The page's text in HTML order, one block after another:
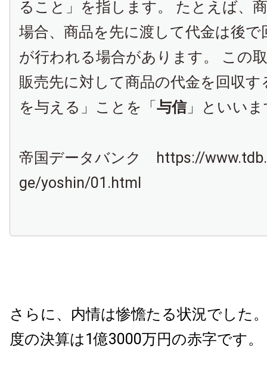
ること」を指します。 たとえば、
場合、商品を先に渡して代金は後
が行われる場合があります。 この
販売先に対して商品の代金を回収す
を与える」ことを「与信」といいま
帝国データバンク https://
ge/yoshin/01.html
さらに、内情は惨憺たる状況でした
度の決算は1億3000万円の赤字です。